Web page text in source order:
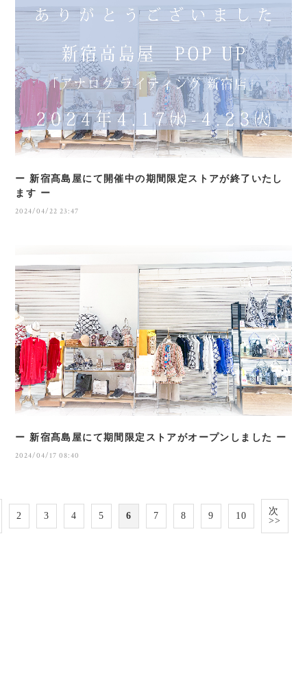
ー 新宿髙島屋にて開催中の期間限定ストアが終了いたし
ます ー
2024/04/22 23:47
ー 新宿髙島屋にて期間限定ストアがオープンしました ー
2024/04/17 08:40
2 3 4 5 6 7 8 9 10
次
>>